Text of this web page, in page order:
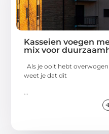
Kasseien voegen
mix voor
Als je ooit hebt
weet je dat dit